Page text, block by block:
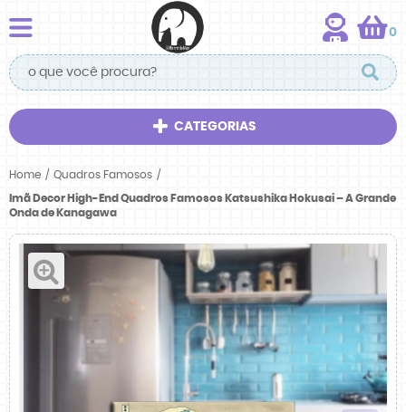
0
CATEGORIAS
Home Quadros Famosos
Imã Decor High-End Quadros Famosos Katsushika Hokusai – A Grande
Onda de Kanagawa